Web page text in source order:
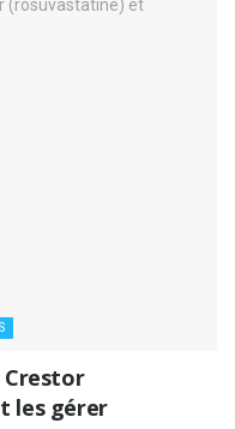
Crestor
les gérer